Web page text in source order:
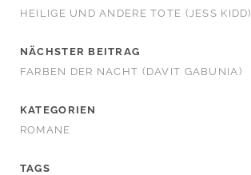
HEILIGE UND ANDERE TOTE (JESS KIDD)
NÄCHSTER BEITRAG
FARBEN DER NACHT (DAVIT GABUNIA)
KATEGORIEN
ROMANE
TAGS